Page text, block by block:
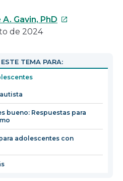
A. Gavin, PhD Este
en
ventana
de 2024
TEMA PARA:
bueno: Respuestas para
adolescentes con